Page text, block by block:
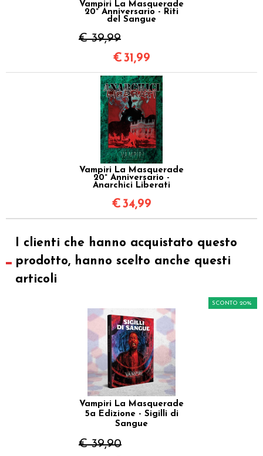
Vampiri La Masquerade
20° Anniversario - Riti
del Sangue
€ 39,99
€31,99
Vampiri La Masquerade
20° Anniversario -
Anarchici Liberati
€34,99
I clienti che hanno acquistato questo
prodotto, hanno scelto anche questi
articoli
Vampiri La Masquerade
5a Edizione - Sigilli di
Sangue
€ 39,90
SCONTO 20%